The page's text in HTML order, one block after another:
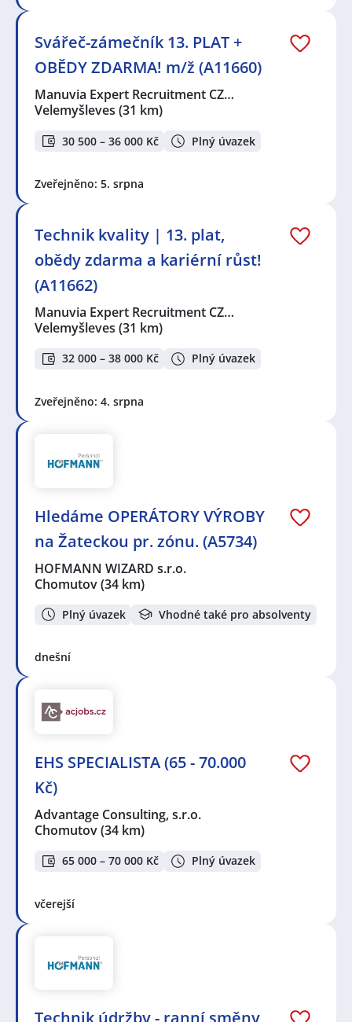
Svářeč-zámečník 13. PLAT +
OBĚDY ZDARMA! m/ž (A11660)
Manuvia Expert Recruitment CZ…
Velemyšleves (31 km)
30 500 – 36 000 Kč Plný úvazek
Zveřejněno: 5. srpna
Technik kvality | 13. plat,
obědy zdarma a kariérní růst!
(A11662)
Manuvia Expert Recruitment CZ…
Velemyšleves (31 km)
32 000 – 38 000 Kč Plný úvazek
Zveřejněno: 4. srpna
Hledáme OPERÁTORY VÝROBY
na Žateckou pr. zónu. (A5734)
HOFMANN WIZARD s.r.o.
Chomutov(34 km)
Plný úvazek Vhodné také pro absolventy
dnešní
EHS SPECIALISTA (65 - 70.000
Kč)
Advantage Consulting, s.r.o.
Chomutov(34 km)
65 000 – 70 000 Kč Plný úvazek
včerejší